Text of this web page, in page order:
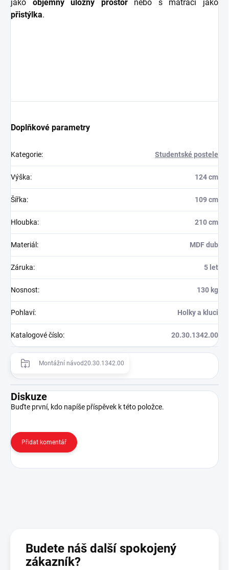
jako objemný úložný prostornebo s matrací jako
přistýlka.
Doplňkové parametry
Kategorie: Studentské postele
Výška: 124 cm
Šířka: 109 cm
Hloubka: 210 cm
Materiál : MDF dub
Záruka: 5 let
Nosnost: 130 kg
Pohlaví: Holky a kluci
Katalogové číslo: 20.30.1342.00
Montážní návod20.30.1342.00
Diskuze
Buďte první, kdo napíše příspěvek k této položce.
Přidat komentář
Budete náš další spokojený
zákazník?